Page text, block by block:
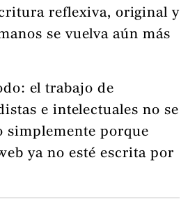
reflexiva, original y
se vuelva aún más
el trabajo de
e intelectuales no se
simplemente porque
ya no esté escrita por